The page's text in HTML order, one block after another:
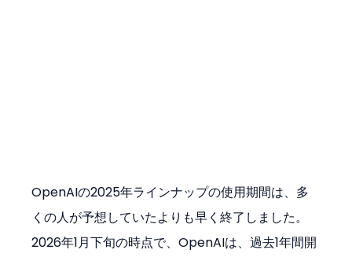
OpenAIの2025年ラインナップの使用期間は、多
くの人が予想していたよりも早く終了しました。
2026年1月下旬の時点で、OpenAIは、過去1年間開